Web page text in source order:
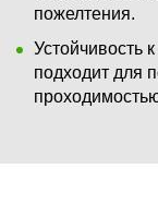
пожелтения.
Устойчивость
подходит для